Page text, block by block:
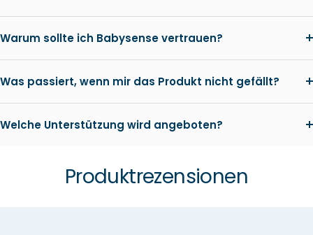
Warum sollte ich Babysense vertrauen?
Was passiert, wenn mir das Produkt nicht gefällt?
Welche Unterstützung wird angeboten?
Produktrezensionen